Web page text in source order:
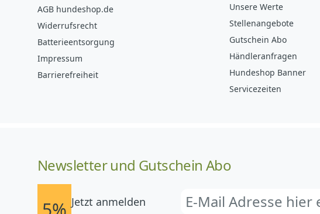
AGB hundeshop.de
Widerrufsrecht
Batterieentsorgung
Impressum
Barrierefreiheit
Unsere Werte
Stellenangebote
Gutschein Abo
Händleranfragen
Hundeshop Banner
Servicezeiten
Newsletter und Gutschein Abo
Jetzt anmelden